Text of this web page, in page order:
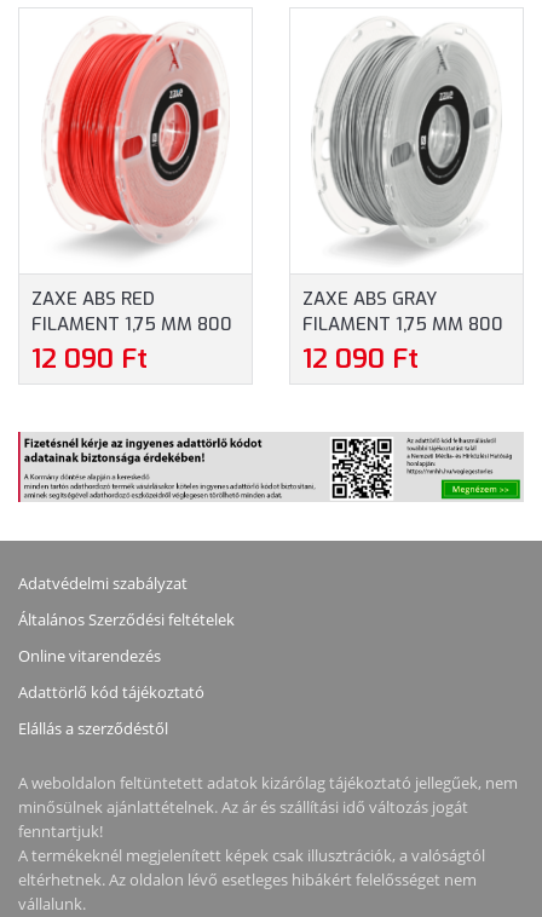
ZAXE ABS RED
FILAMENT 1,75 MM 800
G - VÖRÖS
12 090 Ft
ZAXE ABS GRAY
FILAMENT 1,75 MM 800
G - SZÜRKE
12 090 Ft
Adatvédelmi szabályzat
Általános Szerződési feltételek
Online vitarendezés
Adattörlő kód tájékoztató
Elállás a szerződéstől
A weboldalon feltüntetett adatok kizárólag tájékoztató jellegűek, nem
minősülnek ajánlattételnek. Az ár és szállítási idő változás jogát
fenntartjuk!
A termékeknél megjelenített képek csak illusztrációk, a valóságtól
eltérhetnek. Az oldalon lévő esetleges hibákért felelősséget nem
vállalunk.